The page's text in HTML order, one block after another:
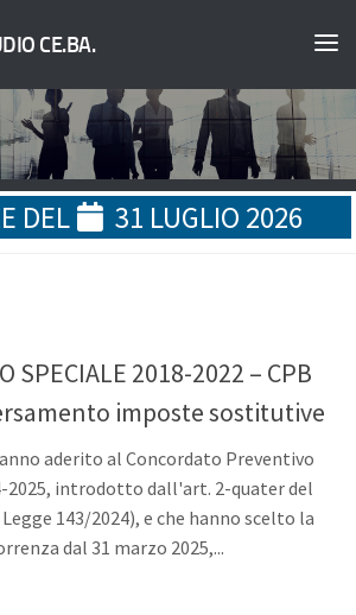
CE.BA.
DEL 31 LUGLIO 2026
SPECIALE 2018-2022 – CPB
imposte sostitutive
aderito al Concordato Preventivo
2025, introdotto dall'art. 2-quater del
Legge 143/2024), e che hanno scelto la
dal 31 marzo 2025,...